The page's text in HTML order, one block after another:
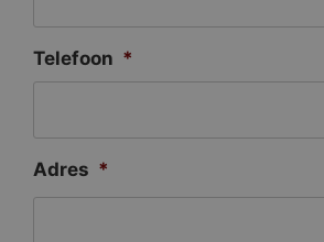
Telefoon *
Adres *